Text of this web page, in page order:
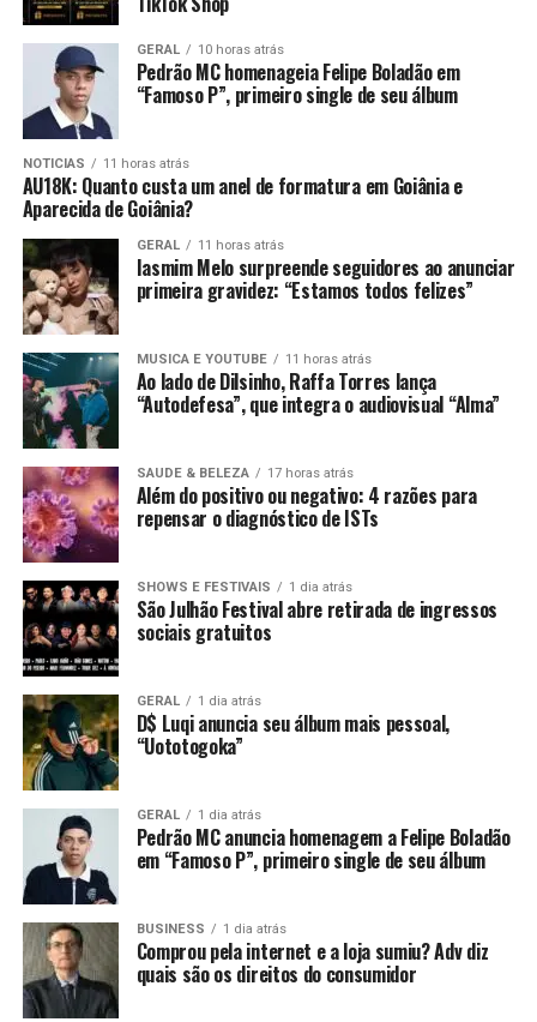
GERAL 10 horas atrás
Pedrão MC homenageia Felipe Boladão em
“Famoso P”, primeiro single de seu álbum
NOTICIAS 11 horas atrás
AU18K: Quanto custa um anel de formatura em Goiânia e
Aparecida de Goiânia?
GERAL 11 horas atrás
Iasmim Melo surpreende seguidores ao anunciar
primeira gravidez: “Estamos todos felizes”
MUSICA E YOUTUBE 11 horas atrás
Ao lado de Dilsinho, Raffa Torres lança
“Autodefesa”, que integra o audiovisual “Alma”
SAUDE & BELEZA 17 horas atrás
Além do positivo ou negativo: 4 razões para
repensar o diagnóstico de ISTs
SHOWS E FESTIVAIS 1 dia atrás
São Julhão Festival abre retirada de ingressos
sociais gratuitos
GERAL 1 dia atrás
D$ Luqi anuncia seu álbum mais pessoal,
“Uototogoka”
GERAL 1 dia atrás
Pedrão MC anuncia homenagem a Felipe Boladão
em “Famoso P”, primeiro single de seu álbum
BUSINESS 1 dia atrás
Comprou pela internet e a loja sumiu? Adv diz
quais são os direitos do consumidor